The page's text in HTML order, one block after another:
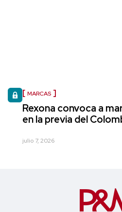
MARCAS
Rexona convoca a
en la previa del
julio 7, 2026